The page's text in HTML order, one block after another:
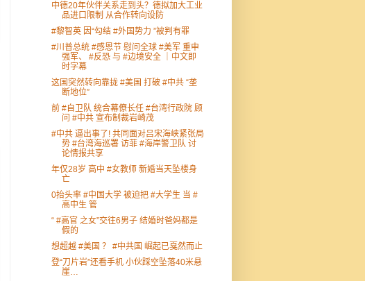
中德20年伙伴关系走到头？德拟加大工业
品进口限制 从合作转向设防
#黎智英 因“勾结 #外国势力 ”被判有罪
#川普总统 #感恩节 慰问全球 #美军 重申
强军、 #反恐 与 #边境安全 ｜中文即
时字幕
这国突然转向靠拢 #美国 打破 #中共 “垄
断地位”
前 #自卫队 统合幕僚长任 #台湾行政院 顾
问 #中共 宣布制裁岩崎茂
#中共 逼出事了! 共同面对吕宋海峡紧张局
势 #台湾海巡署 访菲 #海岸警卫队 讨
论情报共享
年仅28岁 高中 #女教师 新婚当天坠楼身
亡
0抬头率 #中国大学 被迫把 #大学生 当 #
高中生 管
“ #高官 之女”交往6男子 结婚时爸妈都是
假的
想超越 #美国 ？ #中共国 崛起已戛然而止
登“刀片岩”还看手机 小伙踩空坠落40米悬
崖…